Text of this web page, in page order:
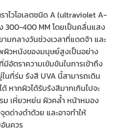
าไวโอเลตชนิด A (ultraviolet A-
300-400 MM โดยเป็นคลื่นแสง
มกลางวันช่วงเวลาที่แดดจ้า และ
ผิวหนังของมนุษย์สูงเป็นอย่าง
อัตราความเข้มข้นในการเข้าถึง
ที่ร่ม รังสี UVA นี้สามารถเดิน
หากผิวได้รับรังสีมากเกินไปจะ
ม เหี่ยวหย่น ผิวคล้ำ หน้าหมอง
ด่างดำด้วย และอาจทำให้
นควร